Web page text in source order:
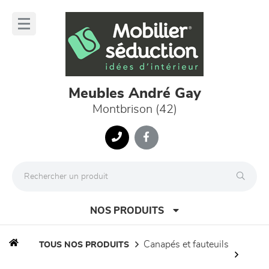
Meubles André Gay
Montbrison (42)
NOS PRODUITS
TOUS NOS PRODUITS canapés et fauteuils